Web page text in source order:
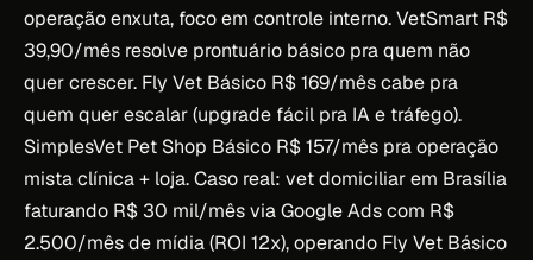
operação enxuta, foco em controle interno. VetSmart R$
39,90/mês resolve prontuário básico pra quem não
quer crescer. Fly Vet Básico R$ 169/mês cabe pra
quem quer escalar (upgrade fácil pra IA e tráfego).
SimplesVet Pet Shop Básico R$ 157/mês pra operação
mista clínica + loja. Caso real: vet domiciliar em Brasília
faturando R$ 30 mil/mês via Google Ads com R$
2.500/mês de mídia (ROI 12x), operando Fly Vet Básico